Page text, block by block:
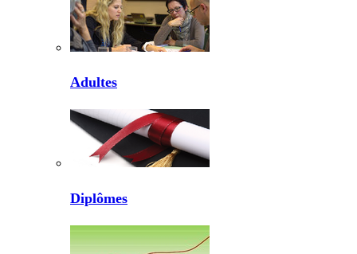
Adultes
Diplômes